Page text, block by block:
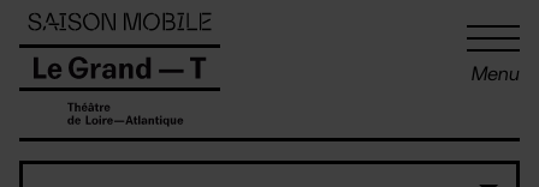
Menu
Panneau de gestion des cookies